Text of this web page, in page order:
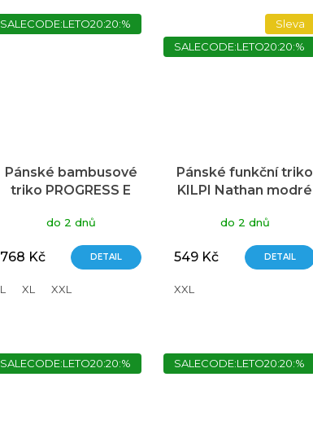
SALECODE:LETO20:20:%
Pánské bambusové
triko PROGRESS E
do 2 dnů
768 Kč DETAIL
L XL XXL
Sleva
SALECODE:LETO20:20:%
Pánské funkční triko
KILPI Nathan modré
do 2 dnů
549 Kč DETAIL
XXL
SALECODE:LETO20:20:% SALECODE:LETO20:20:%